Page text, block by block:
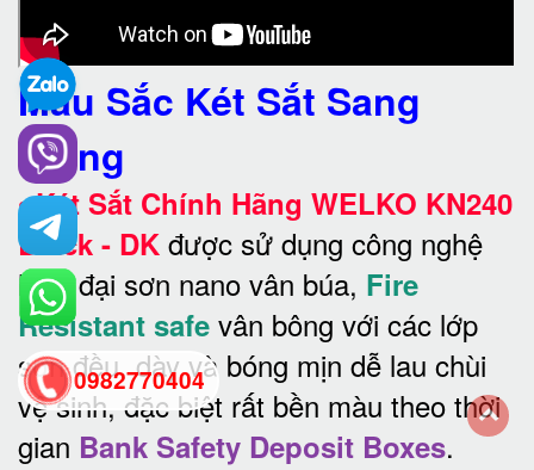
Màu Sắc Két Sắt Sang
Trọng
• Két Sắt Chính Hãng WELKO KN240
Black - DK được sử dụng công nghệ
hiện đại sơn nano vân búa, Fire
Resistant safe vân bông với các lớp
sơn đều, dày và bóng mịn dễ lau chùi
vệ sinh, đặc biệt rất bền màu theo thời
gian Bank Safety Deposit Boxes.
0982770404